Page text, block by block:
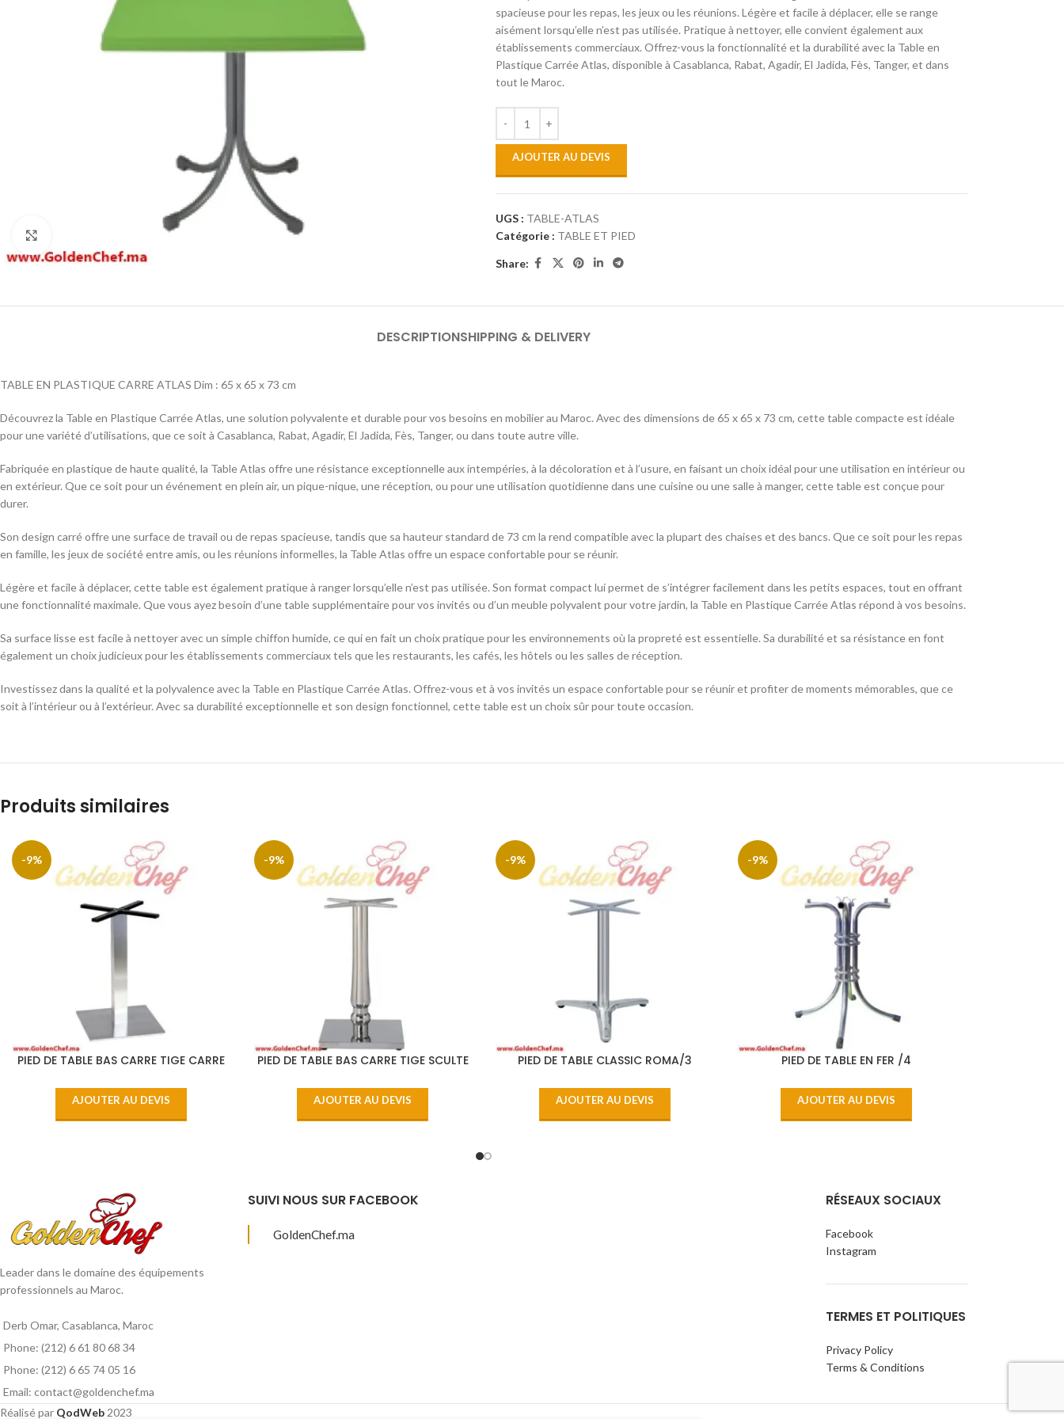
spacieuse pour les repas, les jeux ou les réunions. Légère et facile à déplacer, elle se range
aisément lorsqu’elle n’est pas utilisée. Pratique à nettoyer, elle convient également aux
établissements commerciaux. Offrez-vous la fonctionnalité et la durabilité avec la Table en
Plastique Carrée Atlas, disponible à Casablanca, Rabat, Agadir, El Jadida, Fès, Tanger, et dans
tout le Maroc.
AJOUTER AU DEVIS
UGS : TABLE-ATLAS
Catégorie : TABLE ET PIED
Share:
DESCRIPTIONSHIPPING & DELIVERY
TABLE EN PLASTIQUE CARRE ATLAS Dim : 65 x 65 x 73 cm
Découvrez la Table en Plastique Carrée Atlas, une solution polyvalente et durable pour vos besoins en mobilier au Maroc. Avec des dimensions de 65 x 65 x 73 cm, cette table compacte est idéale
pour une variété d’utilisations, que ce soit à Casablanca, Rabat, Agadir, El Jadida, Fès, Tanger, ou dans toute autre ville.
Fabriquée en plastique de haute qualité, la Table Atlas offre une résistance exceptionnelle aux intempéries, à la décoloration et à l’usure, en faisant un choix idéal pour une utilisation en intérieur ou
en extérieur. Que ce soit pour un événement en plein air, un pique-nique, une réception, ou pour une utilisation quotidienne dans une cuisine ou une salle à manger, cette table est conçue pour
durer.
Son design carré offre une surface de travail ou de repas spacieuse, tandis que sa hauteur standard de 73 cm la rend compatible avec la plupart des chaises et des bancs. Que ce soit pour les repas
en famille, les jeux de société entre amis, ou les réunions informelles, la Table Atlas offre un espace confortable pour se réunir.
Légère et facile à déplacer, cette table est également pratique à ranger lorsqu’elle n’est pas utilisée. Son format compact lui permet de s’intégrer facilement dans les petits espaces, tout en offrant
une fonctionnalité maximale. Que vous ayez besoin d’une table supplémentaire pour vos invités ou d’un meuble polyvalent pour votre jardin, la Table en Plastique Carrée Atlas répond à vos besoins.
Sa surface lisse est facile à nettoyer avec un simple chiffon humide, ce qui en fait un choix pratique pour les environnements où la propreté est essentielle. Sa durabilité et sa résistance en font
également un choix judicieux pour les établissements commerciaux tels que les restaurants, les cafés, les hôtels ou les salles de réception.
Investissez dans la qualité et la polyvalence avec la Table en Plastique Carrée Atlas. Offrez-vous et à vos invités un espace confortable pour se réunir et profiter de moments mémorables, que ce
soit à l’intérieur ou à l’extérieur. Avec sa durabilité exceptionnelle et son design fonctionnel, cette table est un choix sûr pour toute occasion.
Produits similaires
-9%
PIED DE TABLE BAS CARRE TIGE CARRE
AJOUTER AU DEVIS
-9%
PIED DE TABLE BAS CARRE TIGE SCULTE
AJOUTER AU DEVIS
-9%
PIED DE TABLE CLASSIC ROMA/3
AJOUTER AU DEVIS
-9%
PIED DE TABLE EN FER /4
AJOUTER AU DEVIS
Leader dans le domaine des équipements
professionnels au Maroc.
Derb Omar, Casablanca, Maroc
Phone: (212) 6 61 80 68 34
Phone: (212) 6 65 74 05 16
Email: contact@goldenchef.ma
SUIVI NOUS SUR FACEBOOK
GoldenChef.ma
RÉSEAUX SOCIAUX
Facebook
Instagram
TERMES ET POLITIQUES
Privacy Policy
Terms & Conditions
Réalisé par QodWeb 2023